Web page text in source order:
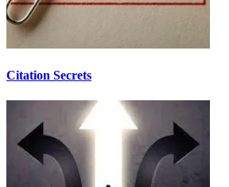
Citation Secrets